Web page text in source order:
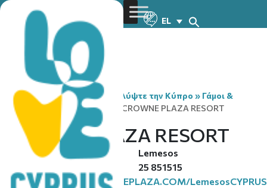
EL
You are here:Home» Ανακαλύψτε την Κύπρο » Γάμοι &
Γαμήλια Ταξίδια »Venues CROWNE PLAZA RESORT
CROWNE PLAZA RESORT
REGION
Lemesos
25 851515
WEBSITE
WWW.CROWNEPLAZA.COM/LemesosCYPRUS